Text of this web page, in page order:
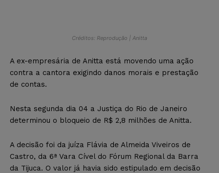
Créditos: Reprodução | Anitta
A ex-empresária de Anitta está movendo uma ação
contra a cantora exigindo danos morais e prestação
de contas.
Nesta segunda dia 04 a Justiça do Rio de Janeiro
determinou o bloqueio de R$ 2,8 milhões de Anitta.
A decisão foi da juíza Flávia de Almeida Viveiros de
Castro, da 6ª Vara Cível do Fórum Regional da Barra
da Tijuca. O valor já havia sido estipulado em decisão